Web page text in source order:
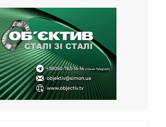
23.09.2025
Врачи назвали спрей для носа,
который поможет предотвратить
COVID-19 – CNN
12.09.2025